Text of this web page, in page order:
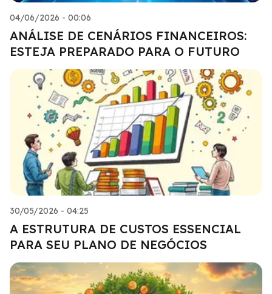
04/06/2026 - 00:06
ANÁLISE DE CENÁRIOS FINANCEIROS:
ESTEJA PREPARADO PARA O FUTURO
30/05/2026 - 04:25
A ESTRUTURA DE CUSTOS ESSENCIAL
PARA SEU PLANO DE NEGÓCIOS